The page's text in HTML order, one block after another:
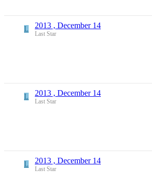
2013 , December 14
Last Star
L
2013 , December 14
Last Star
L
2013 , December 14
Last Star
L